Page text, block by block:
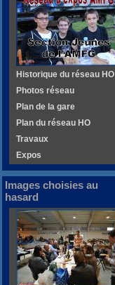
Historique du réseau HO
Photos réseau
Plan de la gare
Plan du réseau HO
Travaux
Expos
Images choisies au
hasard